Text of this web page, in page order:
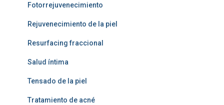
Fotorrejuvenecimiento
Rejuvenecimiento de la piel
Resurfacing fraccional
Salud íntima
Tensado de la piel
Tratamiento de acné